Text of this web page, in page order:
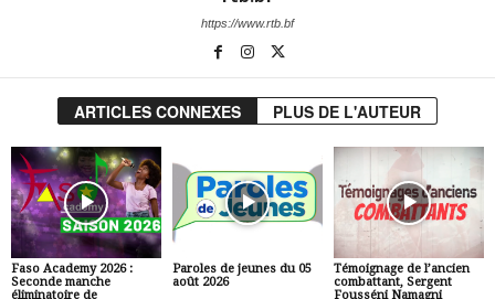
https://www.rtb.bf
ARTICLES CONNEXES PLUS DE L'AUTEUR
Faso Academy 2026 :
Seconde manche
éliminatoire de
Paroles de jeunes du 05
août 2026
Témoignage de l’ancien
combattant, Sergent
Fousséni Namagni